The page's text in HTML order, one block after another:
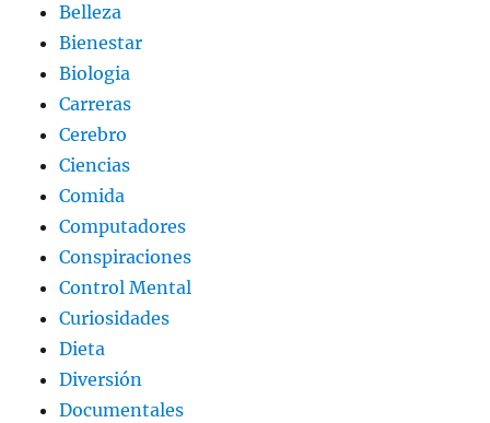
Belleza
Bienestar
Biologia
Carreras
Cerebro
Ciencias
Comida
Computadores
Conspiraciones
Control Mental
Curiosidades
Dieta
Diversión
Documentales